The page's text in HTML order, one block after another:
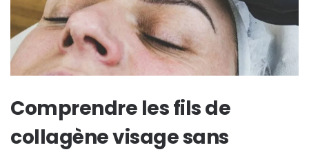
Comprendre les fils de
collagène visage sans